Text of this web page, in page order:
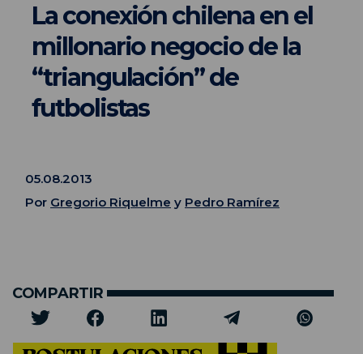
La conexión chilena en el
millonario negocio de la
“triangulación” de
futbolistas
05.08.2013
Por Gregorio Riquelme y Pedro Ramírez
COMPARTIR